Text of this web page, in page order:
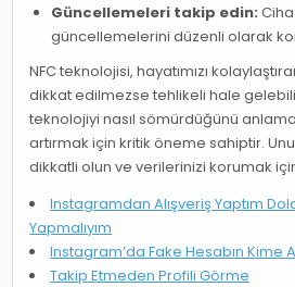
Güncellemeleri takip edin:
güncellemelerini düzenli olarak
NFC teknolojisi, hayatımızı
dikkat edilmezse tehlikeli hale
teknolojiyi nasıl sömürdüğünü
artırmak için kritik öneme sahiptir.
dikkatli olun ve verilerinizi korumak
Instagramdan Alışveriş Yaptım
Yapmalıyım
Instagram’da Fake Hesabın Kime
Takip Etmeden Profili Görme